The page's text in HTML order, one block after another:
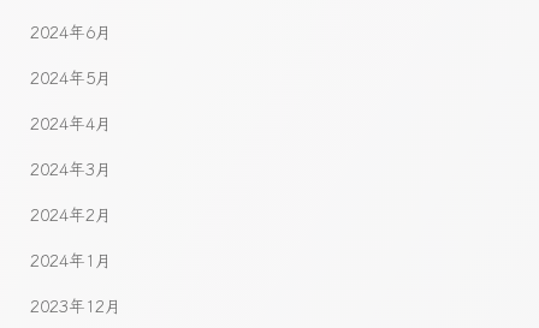
2024年6月
2024年5月
2024年4月
2024年3月
2024年2月
2024年1月
2023年12月